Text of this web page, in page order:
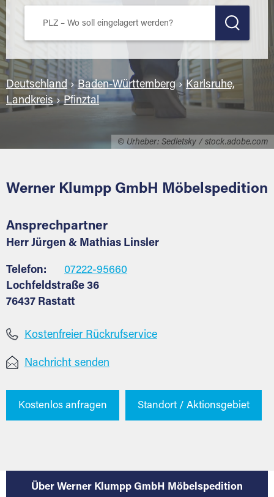
© Urheber: Sedletsky / stock.adobe.com
Deutschland ›Baden-Württemberg› Karlsruhe,
Landkreis›Pfinztal
Werner Klumpp GmbH Möbelspedition
Ansprechpartner
Herr Jürgen & Mathias Linsler
Telefon:
07222-95660
Lochfeldstraße 36
76437 Rastatt
Kostenfreier Rückrufservice
Nachricht senden
Kostenlos anfragen Standort / Aktionsgebiet
Über Werner Klumpp GmbH Möbelspedition